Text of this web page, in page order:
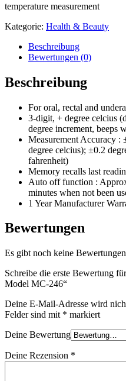
temperature measurement
Kategorie: Health & Beauty
Beschreibung
Bewertungen (0)
Beschreibung
For oral, rectal and
3-digit, + degree celcius
degree increment, beeps
Measurement Accuracy :
degree celcius); ±0.2
fahrenheit)
Memory recalls last
Auto off function :
minutes when not been
1 Year Manufacturer
Bewertungen
Es gibt noch keine
Schreibe die erste Bewertung
Model MC-246“
Deine E-Mail-Adresse wird
Felder sind mit * markiert
Deine Bewertung
Deine Rezension *